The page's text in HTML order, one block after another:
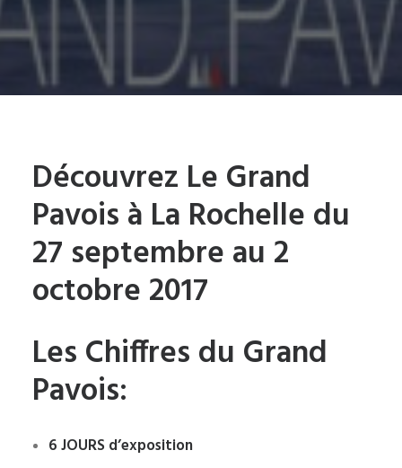
Découvrez Le Grand
Pavois à La Rochelle du
27 septembre au 2
octobre 2017
Les Chiffres du Grand
Pavois:
6 JOURS d’exposition